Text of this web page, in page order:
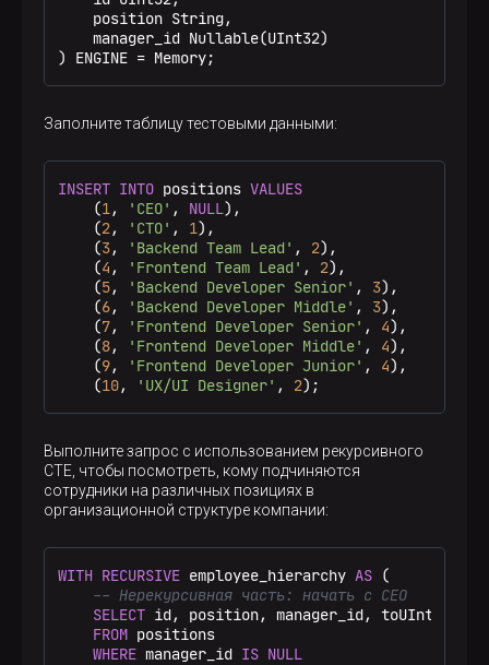
    position String,
    manager_id Nullable(UInt32)
) ENGINE = Memory;
Заполните таблицу тестовыми данными:
INSERT INTO positions VALUES
    (
1, 'CEO' , NULL),
    (
2, 'CTO' , 1),
    (
3, 'Backend Team Lead' , 2),
    (
4 , 'Frontend Team Lead' , 2),
    (
5, 'Backend Developer Senior' , 3),
    (
6, 'Backend Developer Middle' , 3),
    (
7, 'Frontend Developer Senior' , 4),
    (
8, 'Frontend Developer Middle' , 4),
    (
9, 'Frontend Developer Junior' , 4),
    (
10, 'UX/UI Designer' , 2);
Выполните запрос с использованием рекурсивного
CTE, чтобы посмотреть, кому подчиняются
сотрудники на различных позициях в
организационной структуре компании:
WITH RECURSIVE employee_hierarchy AS (
-- Нерекурсивная часть: начать с CEO
SELECT id, position, manager_id, toUInt16(
FROM positions
WHERE manager_id IS NULL